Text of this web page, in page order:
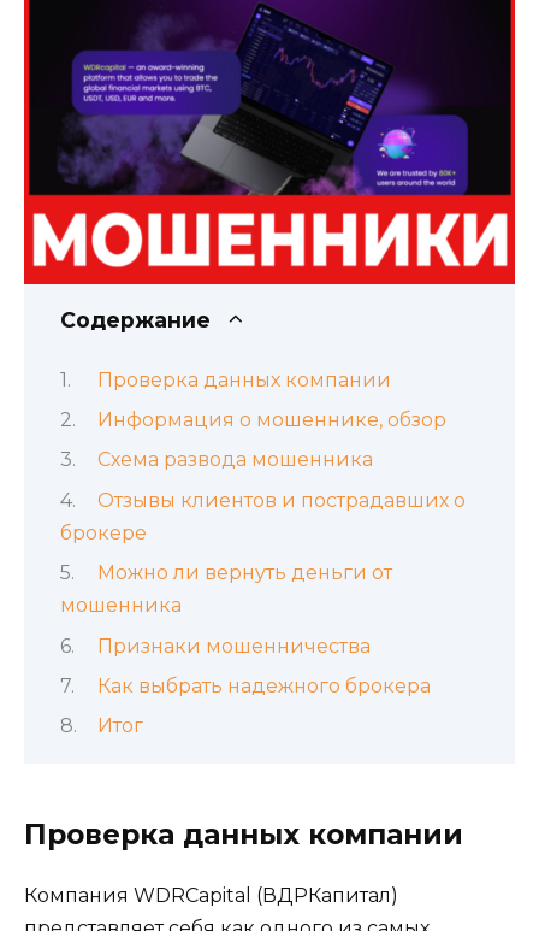
Содержание
Проверка данных компании
Информация о мошеннике, обзор
Схема развода мошенника
Отзывы клиентов и пострадавших о
брокере
Можно ли вернуть деньги от
мошенника
Признаки мошенничества
Как выбрать надежного брокера
Итог
Проверка данных компании
Компания WDRCapital (ВДРКапитал)